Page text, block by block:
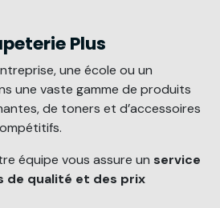
Plus
une école ou un
une vaste gamme de produits
de toners et d’accessoires
équipe vous assure un service
de qualité et des prix